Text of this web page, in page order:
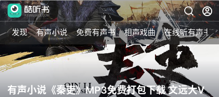
发现 有声小说 免费有声书 相声戏曲 在线听有声书
有声小说《秦吏》MP3免费打包下载 文远大V